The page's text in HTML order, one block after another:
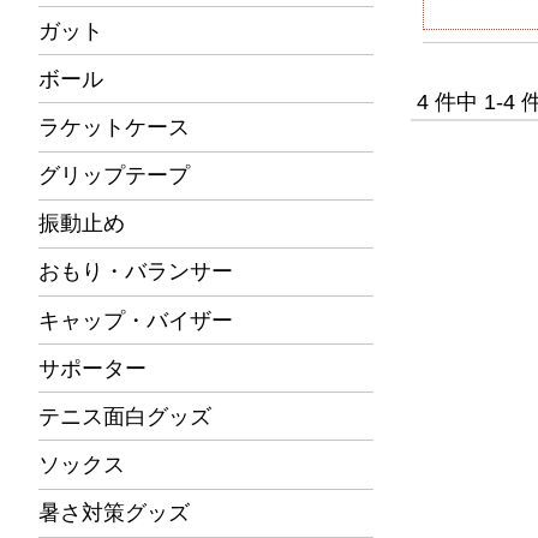
ガット
ボール
ラケットケース
グリップテープ
振動止め
おもり・バランサー
キャップ・バイザー
サポーター
テニス面白グッズ
ソックス
暑さ対策グッズ
4 件中 1-4